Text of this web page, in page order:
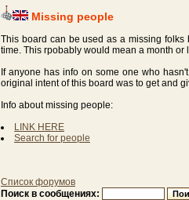
Missing people
This board can be used as a missing
time. This rpobably would mean a month or
If anyone has info on some one who
original intent of this board was to get and
Info about missing people:
LINK HERE
Search for people
Список форумов
Поиск в сообщениях: